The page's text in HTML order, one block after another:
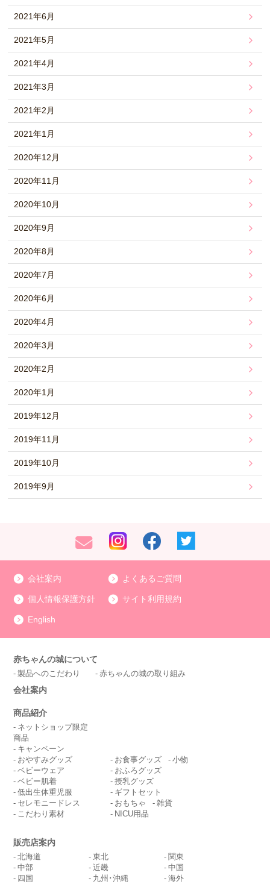
2021年6月
2021年5月
2021年4月
2021年3月
2021年2月
2021年1月
2020年12月
2020年11月
2020年10月
2020年9月
2020年8月
2020年7月
2020年6月
2020年4月
2020年3月
2020年2月
2020年1月
2019年12月
2019年11月
2019年10月
2019年9月
会社案内 よくあるご質問
個人情報保護方針 サイト利用規約
English
赤ちゃんの城について
製品へのこだわり 赤ちゃんの城の取り組み
会社案内
商品紹介
ネットショップ限定
商品
キャンペーン
おやすみグッズ
ベビーウェア
ベビー肌着
低出生体重児服
セレモニードレス
こだわり素材
お食事グッズ
小物
おふろグッズ
授乳グッズ
ギフトセット
おもちゃ
雑貨
NICU用品
販売店案内
北海道 東北
関東
中部
近畿
中国
四国
九州･沖縄 海外